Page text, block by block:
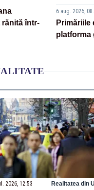
într-
6 aug. 2026,
Primăriile
platforma
2026, 12:53 Realitatea din